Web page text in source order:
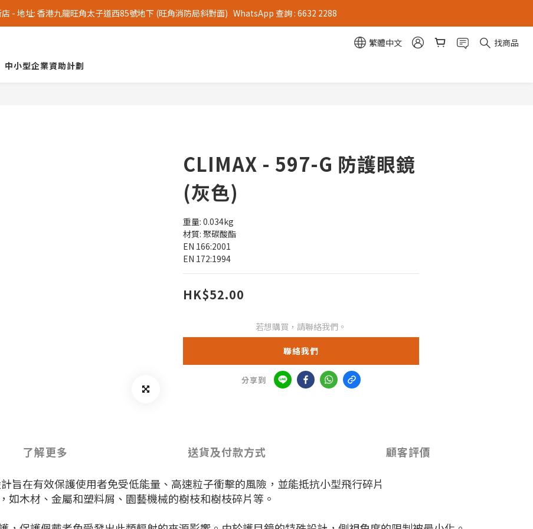
- 地址: 香港九龍旺角太子道西85號地下 (旺角消防局斜對面)   WhatsApp 查詢 : 6632 2288
繁體中文
找商品
中小型企業資助計劃
CLIMAX - 597-G 防護眼鏡
(灰色)
重量: 0.034kg
材質: 聚碳酸酯
EN 166:2001
EN 172:1994
HK$52.00
若想購買，請聯絡我們。
聯絡我們
分享到
了解更多 送貨及付款方式 顧客評價
旨在有效保護使用者免受低能量、高速粒子衝擊的風險，並能抵抗小型飛行碎片
，如木材、金屬和塑料屑、園藝機械的樹枝和樹枝碎片等。